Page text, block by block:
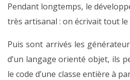
Pendant longtemps, le
très artisanal : on écrivait tout le
Puis sont arrivés les
d’un langage orienté objet, ils
le code d’une classe entière à